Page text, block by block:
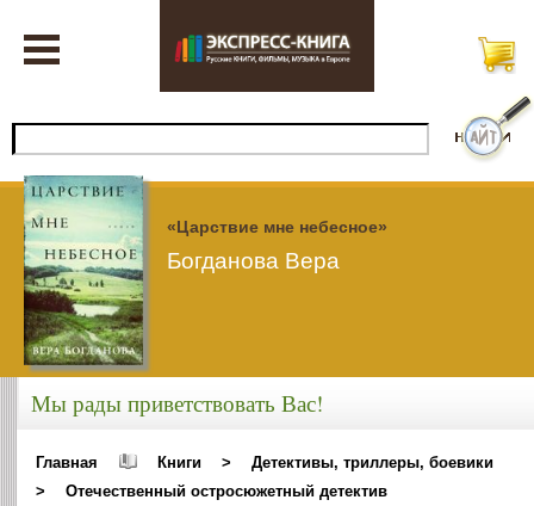
«Царствие мне небесное»
Богданова Вера
Мы рады приветствовать Вас!
Главная Книги >
Детективы, триллеры, боевики
>
Отечественный остросюжетный детектив